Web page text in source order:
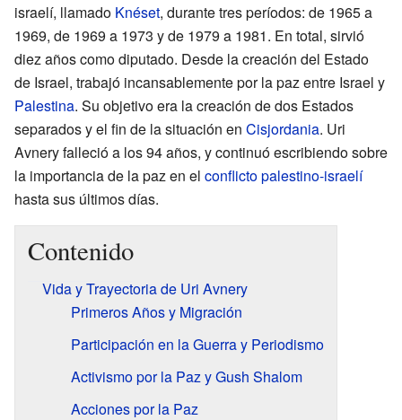
israelí, llamado Knéset, durante tres períodos: de 1965 a
1969, de 1969 a 1973 y de 1979 a 1981. En total, sirvió
diez años como diputado. Desde la creación del Estado
de Israel, trabajó incansablemente por la paz entre Israel y
Palestina. Su objetivo era la creación de dos Estados
separados y el fin de la situación en Cisjordania. Uri
Avnery falleció a los 94 años, y continuó escribiendo sobre
la importancia de la paz en el conflicto palestino-israelí
hasta sus últimos días.
Contenido
Vida y Trayectoria de Uri Avnery
Primeros Años y Migración
Participación en la Guerra y Periodismo
Activismo por la Paz y Gush Shalom
Acciones por la Paz